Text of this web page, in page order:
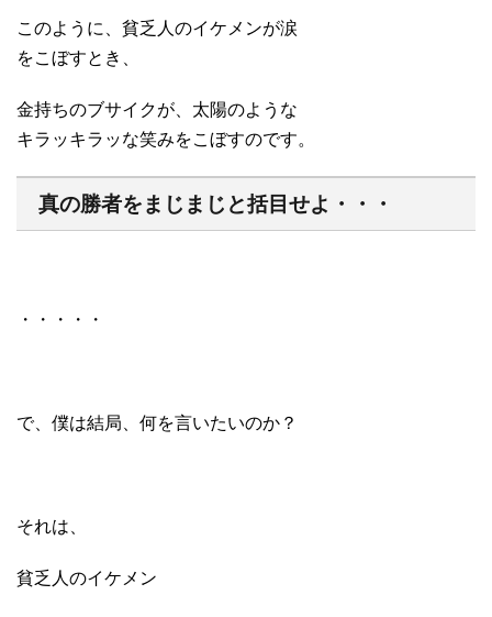
このように、貧乏人のイケメンが涙
をこぼすとき、
金持ちのブサイクが、太陽のような
キラッキラッな笑みをこぼすのです。
真の勝者をまじまじと括目せよ・・・
・・・・・
で、僕は結局、何を言いたいのか？
それは、
貧乏人のイケメン